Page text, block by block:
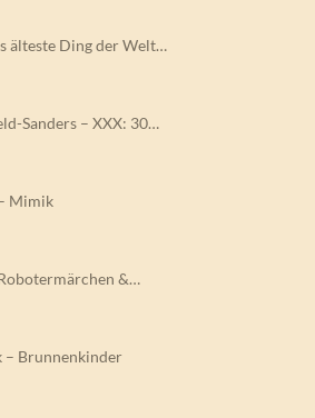
älteste Ding der Welt…
Sanders – XXX: 30…
Mimik
&…
– Brunnenkinder